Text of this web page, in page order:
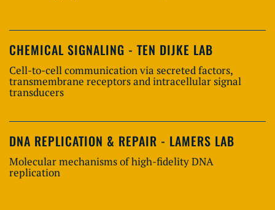
CHEMICAL SIGNALING - TEN DIJKE LAB
Cell-to-cell communication via secreted factors,
transmembrane receptors and intracellular signal
transducers
DNA REPLICATION & REPAIR - LAMERS LAB
Molecular mechanisms of high-fidelity DNA
replication